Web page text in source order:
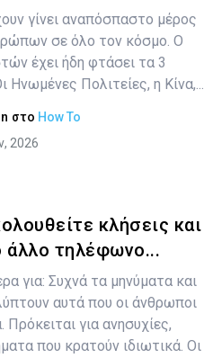
γίνει αναπόσπαστο μέρος
σε όλο τον κόσμο. Ο
έχει ήδη φτάσει τα 3
Ηνωμένες Πολιτείες, η Κίνα,...
στο How To
2026
κλήσεις και
άλλο τηλέφωνο...
για: Συχνά τα μηνύματα και
αυτά που οι άνθρωποι
για ανησυχίες,
που κρατούν ιδιωτικά. Οι